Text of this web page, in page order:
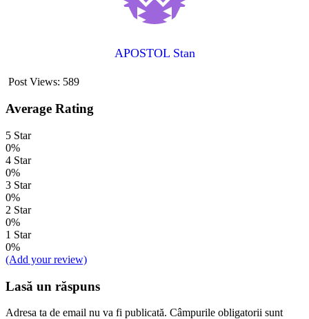
APOSTOL Stan
Post Views: 589
Average Rating
5 Star
0%
4 Star
0%
3 Star
0%
2 Star
0%
1 Star
0%
(Add your review)
Lasă un răspuns
Adresa ta de email nu va fi publicată. Câmpurile obligatorii sunt